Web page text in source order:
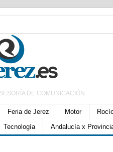
DE COMUNICACIÓN
Feria de Jerez Motor
Tecnología Andalucía x